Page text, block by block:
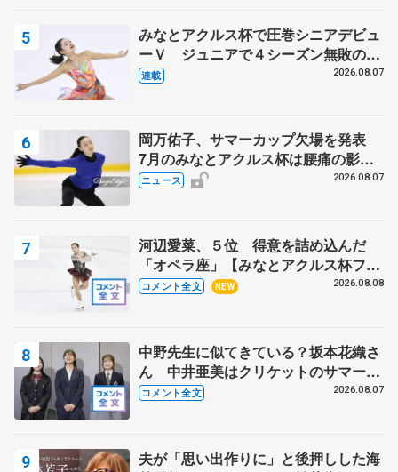
みなとアクルス杯で圧巻シニアデビュ
ーＶ ジュニアで４シーズン無敗の島
田麻央
連載 2026.08.07
岡万佑子、サマーカップ欠場を発表
7月のみなとアクルス杯は腰痛の影響
で
ニュース 2026.08.07
河辺愛菜、５位 得意を詰め込んだ
「オペラ座」【みなとアクルス杯フリ
ー】
コメント全文 NEW 2026.08.08
中野先生に似てきている？坂本花織さ
ん 中井亜美はクリケットのサマーキ
ャンプに 島田麻央はたくさん試合に
コメント全文 2026.08.07
夫が「思い出作りに」と後押しした海